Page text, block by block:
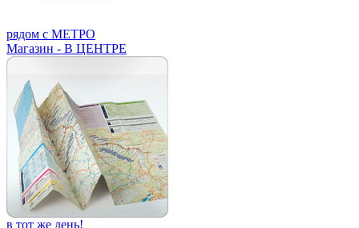
рядом с МЕТРО
Магазин - В ЦЕНТРЕ
в тот же день!